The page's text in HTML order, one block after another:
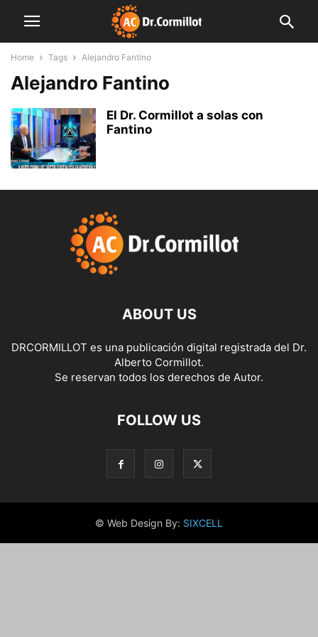
Home Tags Alejandro Fantino
Alejandro Fantino
El Dr. Cormillot a solas con
Fantino
ABOUT US
DRCORMILLOT es una publicación digital registrada del Dr.
Alberto Cormillot.
Se reservan todos los derechos de Autor.
FOLLOW US
© Web Design By: SIXCELL